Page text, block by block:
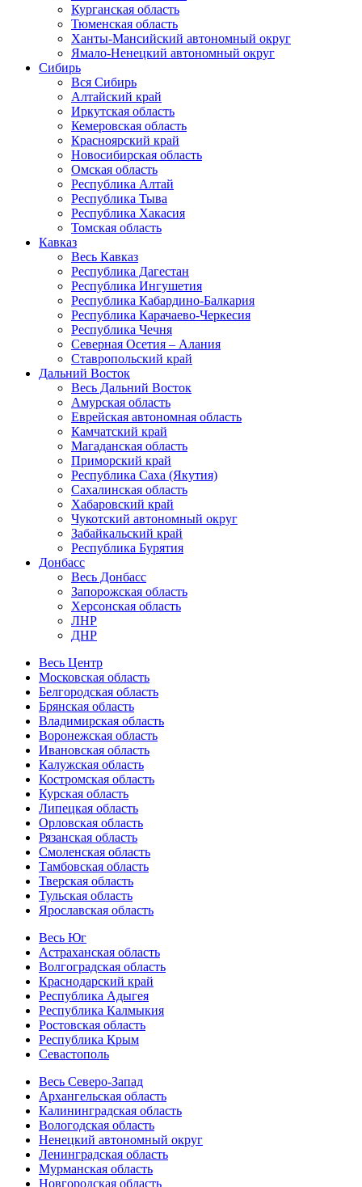
Курганская область
Тюменская область
Ханты-Мансийский автономный округ
Ямало-Ненецкий автономный округ
Сибирь
Вся Сибирь
Алтайский край
Иркутская область
Кемеровская область
Красноярский край
Новосибирская область
Омская область
Республика Алтай
Республика Тыва
Республика Хакасия
Томская область
Кавказ
Весь Кавказ
Республика Дагестан
Республика Ингушетия
Республика Кабардино-Балкария
Республика Карачаево-Черкесия
Республика Чечня
Северная Осетия – Алания
Ставропольский край
Дальний Восток
Весь Дальний Восток
Амурская область
Еврейская автономная область
Камчатский край
Магаданская область
Приморский край
Республика Саха (Якутия)
Сахалинская область
Хабаровский край
Чукотский автономный округ
Забайкальский край
Республика Бурятия
Донбасс
Весь Донбасс
Запорожская область
Херсонская область
ЛНР
ДНР
Весь Центр
Московская область
Белгородская область
Брянская область
Владимирская область
Воронежская область
Ивановская область
Калужская область
Костромская область
Курская область
Липецкая область
Орловская область
Рязанская область
Смоленская область
Тамбовская область
Тверская область
Тульская область
Ярославская область
Весь Юг
Астраханская область
Волгоградская область
Краснодарский край
Республика Адыгея
Республика Калмыкия
Ростовская область
Республика Крым
Севастополь
Весь Северо-Запад
Архангельская область
Калининградская область
Вологодская область
Ненецкий автономный округ
Ленинградская область
Мурманская область
Новгородская область